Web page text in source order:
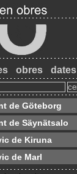
obres dates
de Göteborg
de Säynätsalo
de Kiruna
de Marl